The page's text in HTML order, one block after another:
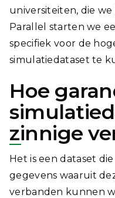
universiteiten, die
Parallel starten we
specifiek voor de
simulatiedataset te
Hoe
zinnige
Het is een dataset
gegevens waaruit
verbanden kunnen